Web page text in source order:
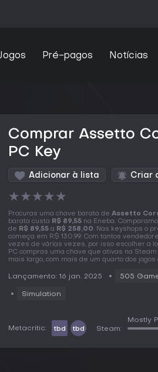
Pré-pagos Notícias
Comprar Assetto
PC Key
Adicionar à lista Criar
★★★★★
Procuras uma chave barata de Assetto
barata custa R$ 89,55 na Eneba.
de R$ 89,55 a R$ 258,00. Nas keyshops o
começa em R$ 130,99. Com tantos
vezes de várias vezes, por isso escolher a
PC compras uma chave que ativas na
mais largo, com mais de um quarto dos
Lançamento: 16 jan. 2025 505
Simulation
Metacritic: tbd tbd Steam:
Mostly